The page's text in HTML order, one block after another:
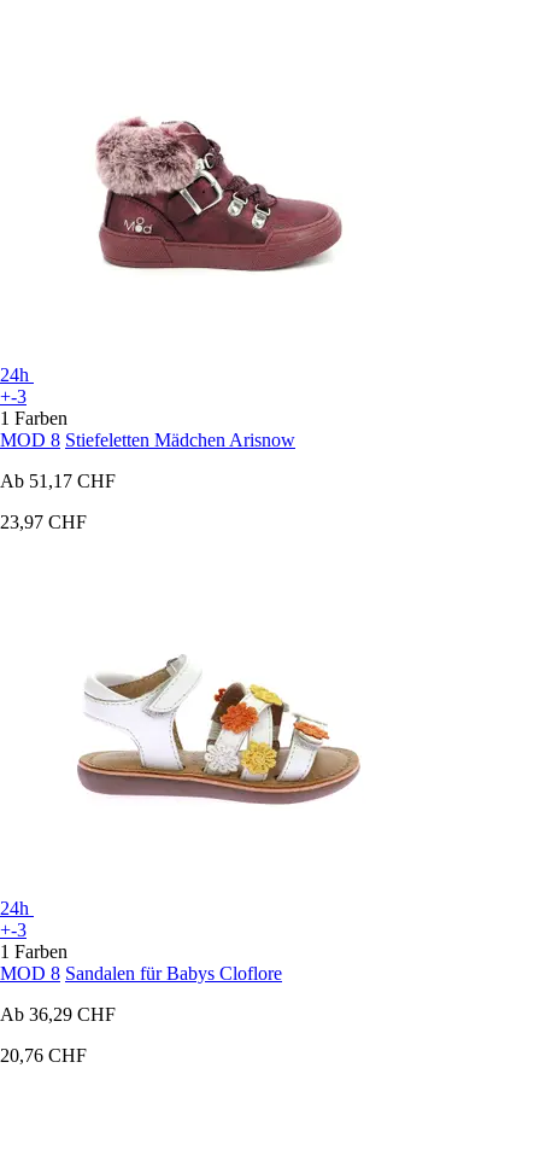
24h
+-3
1 Farben
MOD 8 Stiefeletten Mädchen Arisnow
Ab 51,17 CHF
23,97 CHF
24h
+-3
1 Farben
MOD 8 Sandalen für Babys Cloflore
Ab 36,29 CHF
20,76 CHF